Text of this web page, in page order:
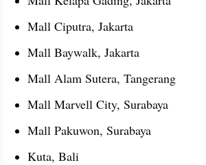
Mall Ciputra, Jakarta
Mall Baywalk, Jakarta
Mall Alam Sutera, Tangerang
Mall Marvell City, Surabaya
Mall Pakuwon, Surabaya
Kuta, Bali